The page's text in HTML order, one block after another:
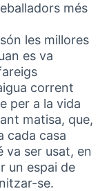
més
les millores
es va
corrent
per a la vida
matisa, que,
cada casa
va ser usat, en
un espai de
se.